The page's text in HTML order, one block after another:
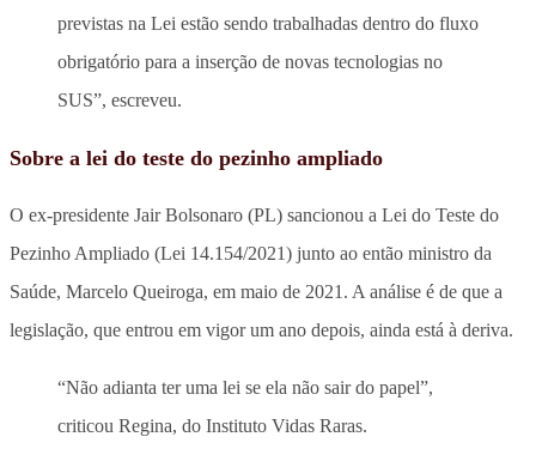
previstas na Lei estão sendo trabalhadas dentro do fluxo
obrigatório para a inserção de novas tecnologias no
SUS”, escreveu.
Sobre a lei do teste do pezinho ampliado
O ex-presidente Jair Bolsonaro (PL) sancionou a Lei do Teste do
Pezinho Ampliado (Lei 14.154/2021) junto ao então ministro da
Saúde, Marcelo Queiroga, em maio de 2021. A análise é de que a
legislação, que entrou em vigor um ano depois, ainda está à deriva.
“Não adianta ter uma lei se ela não sair do papel”,
criticou Regina, do Instituto Vidas Raras.